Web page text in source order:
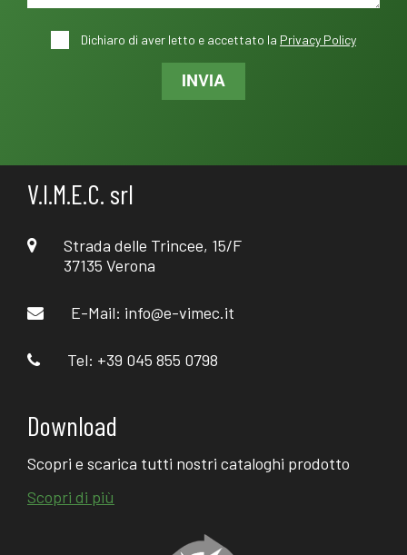
Dichiaro di aver letto e accettato la Privacy Policy
INVIA
V.I.M.E.C. srl
Strada delle Trincee, 15/F
37135 Verona
E-Mail: info@e-vimec.it
Tel: +39 045 855 0798
Download
Scopri e scarica tutti nostri cataloghi prodotto
Scopri di più